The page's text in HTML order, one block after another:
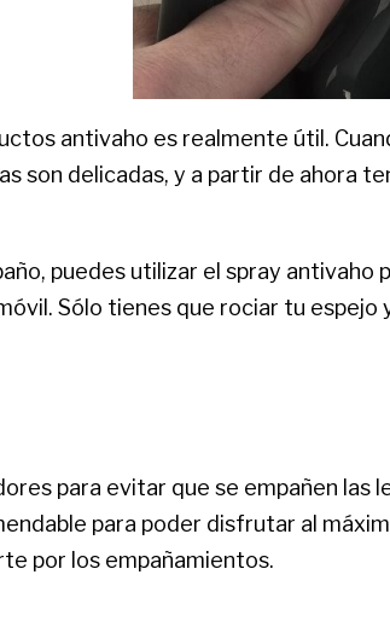
antivaho es realmente útil.
son delicadas, y a partir de ahora
puedes utilizar el spray antivaho
Sólo tienes que rociar tu espejo
para evitar que se empañen las
para poder disfrutar al
por los empañamientos.